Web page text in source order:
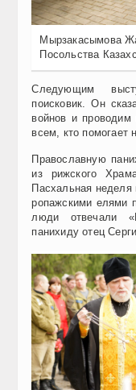
Мырзакасымова
Посольства
Следующим
поисковик. Он
войнов и
всем, кто помогает
Православную
из рижского
Пасхальная
ропажскими елями
люди отвечали
панихиду отец